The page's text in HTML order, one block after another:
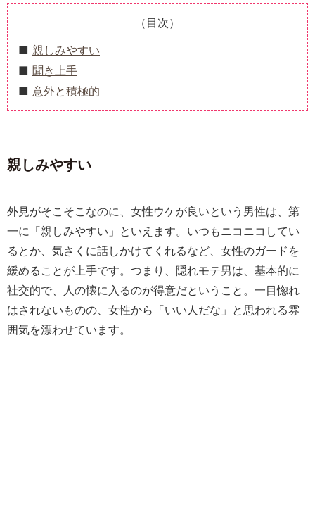
（目次）
親しみやすい
聞き上手
意外と積極的
親しみやすい
外見がそこそこなのに、女性ウケが良いという男性は、第
一に「親しみやすい」といえます。いつもニコニコしてい
るとか、気さくに話しかけてくれるなど、女性のガードを
緩めることが上手です。つまり、隠れモテ男は、基本的に
社交的で、人の懐に入るのが得意だということ。一目惚れ
はされないものの、女性から「いい人だな」と思われる雰
囲気を漂わせています。